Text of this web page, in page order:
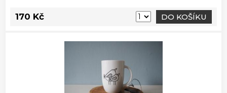
170 Kč DO KOŠÍKU